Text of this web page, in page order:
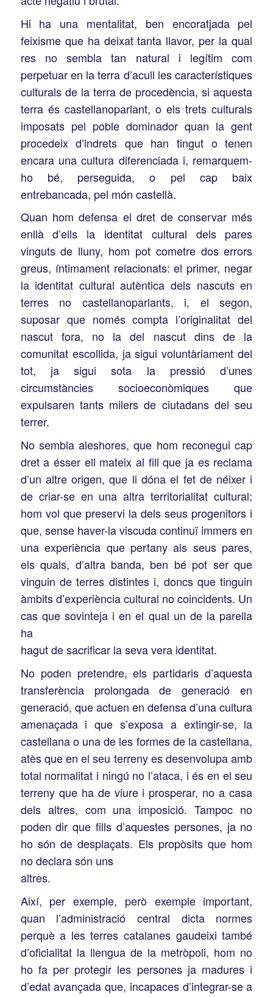
Hi ha una mentalitat, ben encoratjada pel
feixisme que ha deixat tanta llavor, per la qual
res no sembla tan natural i legítim com
perpetuar en la terra d’acull les característiques
culturals de la terra de procedència, si aquesta
terra és castellanoparlant, o els trets culturals
imposats pel poble dominador quan la gent
procedeix d’indrets que han tingut o tenen
encara una cultura diferenciada i, remarquem-
ho bé, perseguida, o pel cap baix
entrebancada, pel món castellà.
Quan hom defensa el dret de conservar més
enllà d’ells la identitat cultural dels pares
vinguts de lluny, hom pot cometre dos errors
greus, íntimament relacionats: el primer, negar
la identitat cultural autèntica dels nascuts en
terres no castellanoparlants, i, el segon,
suposar que només compta l’originalitat del
nascut fora, no la del nascut dins de la
comunitat escollida, ja sigui voluntàriament del
tot, ja sigui sota la pressió d’unes
circumstàncies socioeconòmiques que
expulsaren tants milers de ciutadans del seu
terrer.
No sembla aleshores, que hom reconegui cap
dret a ésser ell mateix al fill que ja es reclama
d’un altre origen, que li dóna el fet de néixer i
de criar-se en una altra territorialitat cultural;
hom vol que preservi la dels seus progenitors i
que, sense haver-la viscuda continuï immers en
una experiència que pertany als seus pares,
els quals, d’altra banda, ben bé pot ser que
vinguin de terres distintes i, doncs que tinguin
àmbits d’experiència cultural no coincidents. Un
cas que sovinteja i en el qual un de la parella
ha
hagut de sacrificar la seva vera identitat.
No poden pretendre, els partidaris d’aquesta
transferència prolongada de generació en
generació, que actuen en defensa d’una cultura
amenaçada i que s’exposa a extingir-se, la
castellana o una de les formes de la castellana,
atès que en el seu terreny es desenvolupa amb
total normalitat i ningú no l’ataca, i és en el seu
terreny que ha de viure i prosperar, no a casa
dels altres, com una imposició. Tampoc no
poden dir que fills d’aquestes persones, ja no
ho són de desplaçats. Els propòsits que hom
no declara són uns
altres.
Així, per exemple, però exemple important,
quan l’administració central dicta normes
perquè a les terres catalanes gaudeixi també
d’oficialitat la llengua de la metròpoli, hom no
ho fa per protegir les persones ja madures i
d’edat avançada que, incapaces d’integrar-se a